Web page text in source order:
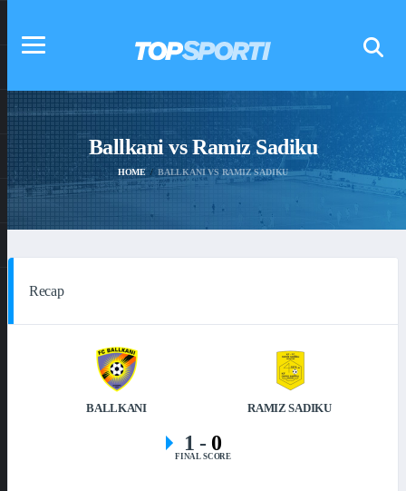
Ballkani vs Ramiz Sadiku
HOME BALLKANI VS RAMIZ SADIKU
Recap
BALLKANI RAMIZ SADIKU
1- 0
FINAL SCORE